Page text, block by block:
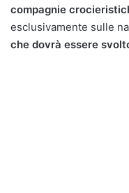
compagnie
esclusivamente sulle
che dovrà essere